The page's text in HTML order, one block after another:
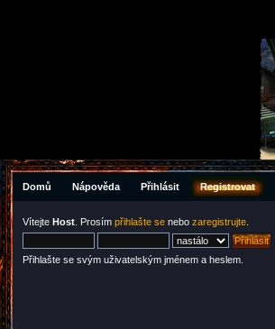
Domů Nápověda Přihlásit Registrovat
Vítejte Host . Prosím přihlašte se nebo zaregistrujte
Přihlašte se svým uživatelským jménem a heslem.